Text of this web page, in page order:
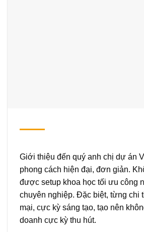
Giới thiệu đến quý anh chị dự án
phong cách hiện đại, đơn giản.
được setup khoa học tối ưu công
chuyên nghiệp. Đặc biệt, từng chi
mại, cực kỳ sáng tạo, tạo nên
doanh cực kỳ thu hút.